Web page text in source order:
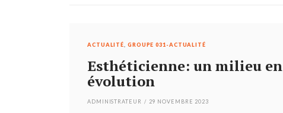
ACTUALITÉ GROUPE 031-ACTUALITÉ
Esthéticienne: un milieu en
évolution
ADMINISTRATEUR / 29 NOVEMBRE 2023